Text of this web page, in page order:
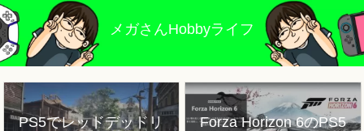
メガさんHobbyライフ
PS5でレッドデッドリ
Forza Horizon 6のPS5